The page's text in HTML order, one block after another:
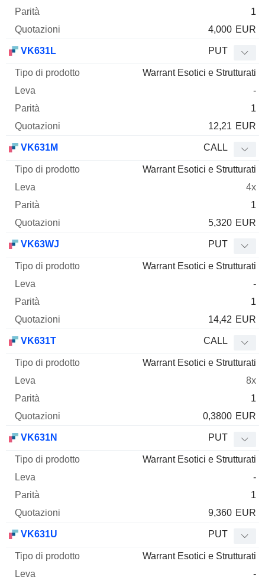
1
4,000 EUR
VK631L PUT
Warrant Esotici e Strutturati
-
1
12,21 EUR
VK631M CALL
Warrant Esotici e Strutturati
4x
1
5,320 EUR
VK63WJ PUT
Warrant Esotici e Strutturati
-
1
14,42 EUR
VK631T CALL
Warrant Esotici e Strutturati
8x
1
0,3800 EUR
VK631N PUT
Warrant Esotici e Strutturati
-
1
9,360 EUR
VK631U PUT
Warrant Esotici e Strutturati
-